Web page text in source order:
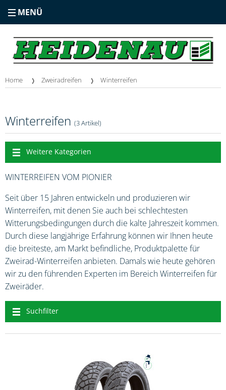
MENÜ
Home Zweiradreifen Winterreifen
Winterreifen (3 Artikel)
Weitere Kategorien
WINTERREIFEN VOM PIONIER
Seit über 15 Jahren entwickeln und produzieren wir
Winterreifen, mit denen Sie auch bei schlechtesten
Witterungsbedingungen durch die kalte Jahreszeit kommen.
Durch diese langjährige Erfahrung können wir Ihnen heute
die breiteste, am Markt befindliche, Produktpalette für
Zweirad-Winterreifen anbieten. Damals wie heute gehören
wir zu den führenden Experten im Bereich Winterreifen für
Zweiräder.
Suchfilter